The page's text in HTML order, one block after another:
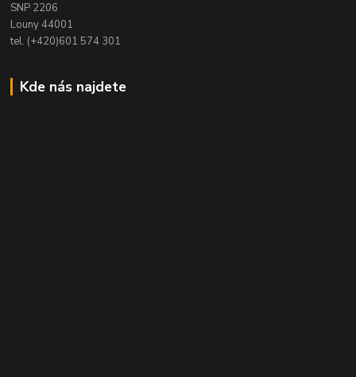
SNP 2206
Louny 44001
tel. (+420)601 574 301
Kde nás najdete